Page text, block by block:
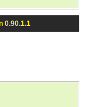
0.90.1.1